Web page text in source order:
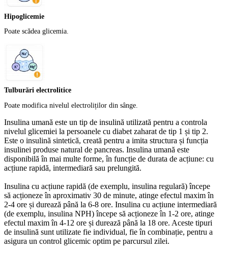
Hipoglicemie
Poate scădea glicemia.
Tulburări electrolitice
Poate modifica nivelul electroliților din sânge.
Insulina umană este un tip de insulină utilizată pentru a controla
nivelul glicemiei la persoanele cu diabet zaharat de tip 1 și tip 2.
Este o insulină sintetică, creată pentru a imita structura și funcția
insulinei produse natural de pancreas. Insulina umană este
disponibilă în mai multe forme, în funcție de durata de acțiune: cu
acțiune rapidă, intermediară sau prelungită.
Insulina cu acțiune rapidă (de exemplu, insulina regulară) începe
să acționeze în aproximativ 30 de minute, atinge efectul maxim în
2-4 ore și durează până la 6-8 ore. Insulina cu acțiune intermediară
(de exemplu, insulina NPH) începe să acționeze în 1-2 ore, atinge
efectul maxim în 4-12 ore și durează până la 18 ore. Aceste tipuri
de insulină sunt utilizate fie individual, fie în combinație, pentru a
asigura un control glicemic optim pe parcursul zilei.